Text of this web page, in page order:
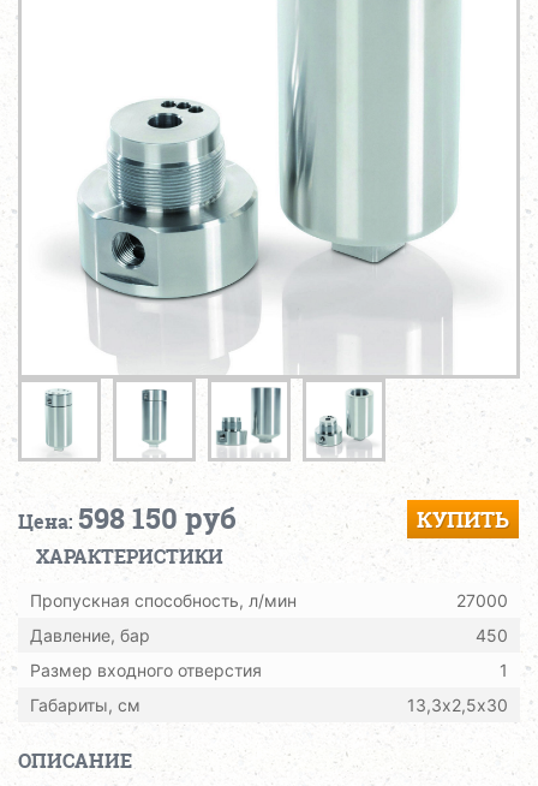
Цена: 598 150 руб КУПИТЬ
ХАРАКТЕРИСТИКИ
Пропускная способность, л/мин
27000
Давление, бар
450
Размер входного отверстия
1
Габариты, см
13,3х2,5х30
ОПИСАНИЕ